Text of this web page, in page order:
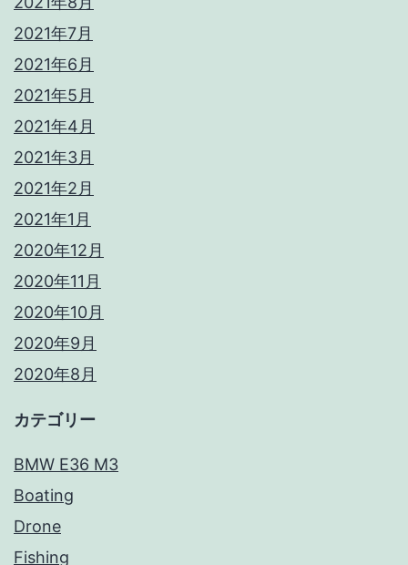
2021年7月
2021年6月
2021年5月
2021年4月
2021年3月
2021年2月
2021年1月
2020年12月
2020年11月
2020年10月
2020年9月
2020年8月
カテゴリー
BMW E36 M3
Boating
Drone
Fishing